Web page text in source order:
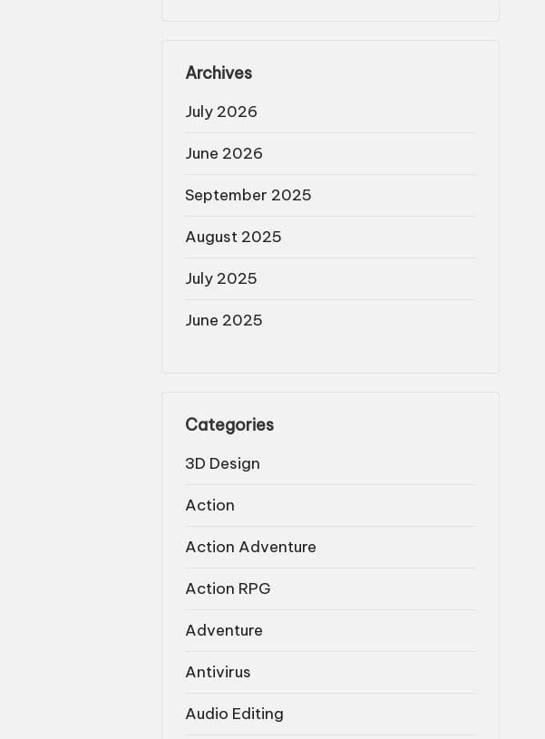
Archives
July 2026
June 2026
September 2025
August 2025
July 2025
June 2025
Categories
3D Design
Action
Action Adventure
Action RPG
Adventure
Antivirus
Audio Editing